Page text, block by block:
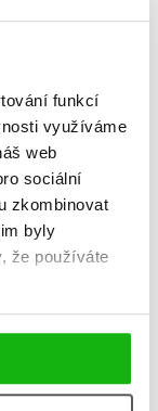
funkcí
využíváme
web
sociální
zkombinovat
byly
že používáte
odnikud